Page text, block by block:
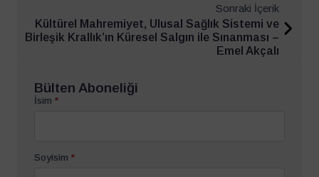
Sonraki İçerik
Kültürel Mahremiyet, Ulusal Sağlık Sistemi ve
Birleşik Krallık’ın Küresel Salgın ile Sınanması –
Emel Akçalı
Bülten Aboneliği
İsim *
Soyisim *